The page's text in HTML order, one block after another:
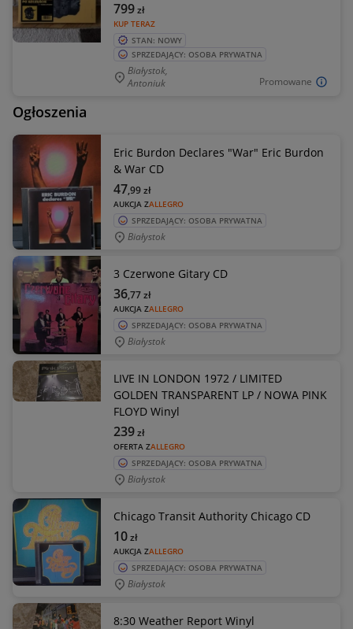
Promowane
KUP TERAZ
799zł
STAN: NOWY
SPRZEDAJĄCY: OSOBA PRYWATNA
Białystok,
Antoniuk
Ogłoszenia
Eric Burdon Declares "War" Eric Burdon
& War CD
AUKCJA ZALLEGRO
47,99zł
SPRZEDAJĄCY: OSOBA PRYWATNA
Białystok
3 Czerwone Gitary CD
AUKCJA ZALLEGRO
36,77zł
SPRZEDAJĄCY: OSOBA PRYWATNA
Białystok
LIVE IN LONDON 1972 / LIMITED
GOLDEN TRANSPARENT LP / NOWA PINK
FLOYD Winyl
OFERTA ZALLEGRO
239zł
SPRZEDAJĄCY: OSOBA PRYWATNA
Białystok
Chicago Transit Authority Chicago CD
AUKCJA ZALLEGRO
10zł
SPRZEDAJĄCY: OSOBA PRYWATNA
Białystok
8:30 Weather Report Winyl